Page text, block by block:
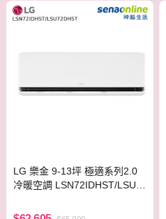
LG 樂金 9-13坪 極適系列2.0
冷暖空調 LSN72IDHST/LSU7